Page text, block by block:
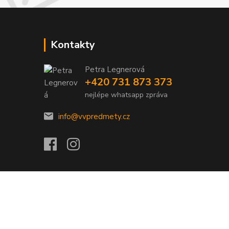
Kontakty
Petra Legnerová
+420 731 873 373
nejlépe whatsapp zpráva
info@vvpredmety.cz